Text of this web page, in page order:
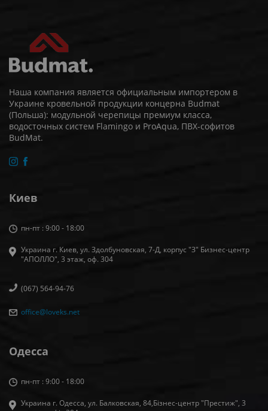
Наша компания является официальным импортером в
Украине кровельной продукции концерна Budmat
(Польша): модульной черепицы премиум класса,
водосточных систем Flamingo и ProAqua, ПВХ-софитов
BudMat.
Киев
пн-пт : 9:00 - 18:00
Украина г. Киев, ул. Здолбуновская, 7-Д, корпус "З" Бизнес-центр
"АПОЛЛО", 3 этаж, оф. 304
(067) 564-94-76
office@loveks.net
Одесса
пн-пт : 9:00 - 18:00
Украина г. Одесса, ул. Балковская, 84,Бізнес-центр "Престиж", 3